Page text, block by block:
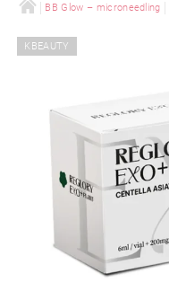
BB Glow – microneedling
KBEAUTY